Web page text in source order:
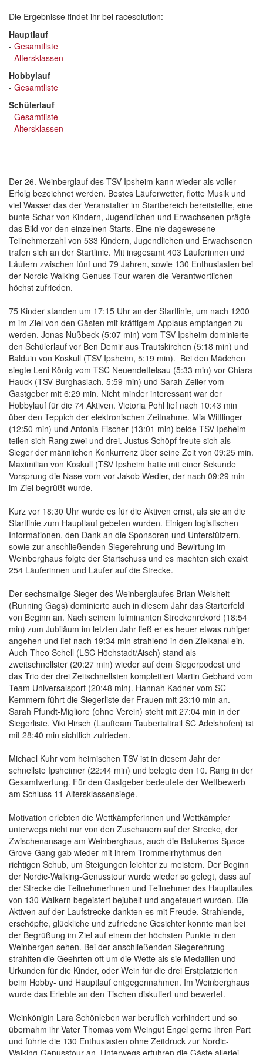
Die Ergebnisse findet ihr bei racesolution:
Hauptlauf
- Gesamtliste
- Altersklassen
Hobbylauf
- Gesamtliste
Schülerlauf
- Gesamtliste
- Altersklassen
Der 26. Weinberglauf des TSV Ipsheim kann wieder als voller
Erfolg bezeichnet werden. Bestes Läuferwetter, flotte Musik und
viel Wasser das der Veranstalter im Startbereich bereitstellte, eine
bunte Schar von Kindern, Jugendlichen und Erwachsenen prägte
das Bild vor den einzelnen Starts. Eine nie dagewesene
Teilnehmerzahl von 533 Kindern, Jugendlichen und Erwachsenen
trafen sich an der Startlinie. Mit insgesamt 403 Läuferinnen und
Läufern zwischen fünf und 79 Jahren, sowie 130 Enthusiasten bei
der Nordic-Walking-Genuss-Tour waren die Verantwortlichen
höchst zufrieden.
75 Kinder standen um 17:15 Uhr an der Startlinie, um nach 1200
m im Ziel von den Gästen mit kräftigem Applaus empfangen zu
werden. Jonas Nußbeck (5:07 min) vom TSV Ipsheim dominierte
den Schülerlauf vor Ben Demir aus Trautskirchen (5:18 min) und
Balduin von Koskull (TSV Ipsheim, 5:19 min). Bei den Mädchen
siegte Leni König vom TSC Neuendettelsau (5:33 min) vor Chiara
Hauck (TSV Burghaslach, 5:59 min) und Sarah Zeller vom
Gastgeber mit 6:29 min. Nicht minder interessant war der
Hobbylauf für die 74 Aktiven. Victoria Pohl lief nach 10:43 min
über den Teppich der elektronischen Zeitnahme. Mia Wittlinger
(12:50 min) und Antonia Fischer (13:01 min) beide TSV Ipsheim
teilen sich Rang zwei und drei. Justus Schöpf freute sich als
Sieger der männlichen Konkurrenz über seine Zeit von 09:25 min.
Maximilian von Koskull (TSV Ipsheim hatte mit einer Sekunde
Vorsprung die Nase vorn vor Jakob Wedler, der nach 09:29 min
im Ziel begrüßt wurde.
Kurz vor 18:30 Uhr wurde es für die Aktiven ernst, als sie an die
Startlinie zum Hauptlauf gebeten wurden. Einigen logistischen
Informationen, den Dank an die Sponsoren und Unterstützern,
sowie zur anschließenden Siegerehrung und Bewirtung im
Weinberghaus folgte der Startschuss und es machten sich exakt
254 Läuferinnen und Läufer auf die Strecke.
Der sechsmalige Sieger des Weinberglaufes Brian Weisheit
(Running Gags) dominierte auch in diesem Jahr das Starterfeld
von Beginn an. Nach seinem fulminanten Streckenrekord (18:54
min) zum Jubiläum im letzten Jahr ließ er es heuer etwas ruhiger
angehen und lief nach 19:34 min strahlend in den Zielkanal ein.
Auch Theo Schell (LSC Höchstadt/Aisch) stand als
zweitschnellster (20:27 min) wieder auf dem Siegerpodest und
das Trio der drei Zeitschnellsten komplettiert Martin Gebhard vom
Team Universalsport (20:48 min). Hannah Kadner vom SC
Kemmern führt die Siegerliste der Frauen mit 23:10 min an.
Sarah Pfundt-Migliore (ohne Verein) steht mit 27:04 min in der
Siegerliste. Viki Hirsch (Laufteam Taubertaltrail SC Adelshofen) ist
mit 28:40 min sichtlich zufrieden.
Michael Kuhr vom heimischen TSV ist in diesem Jahr der
schnellste Ipsheimer (22:44 min) und belegte den 10. Rang in der
Gesamtwertung. Für den Gastgeber bedeutete der Wettbewerb
am Schluss 11 Altersklassensiege.
Motivation erlebten die Wettkämpferinnen und Wettkämpfer
unterwegs nicht nur von den Zuschauern auf der Strecke, der
Zwischenansage am Weinberghaus, auch die Batukeros-Space-
Grove-Gang gab wieder mit ihrem Trommelrhythmus den
richtigen Schub, um Steigungen leichter zu meistern. Der Beginn
der Nordic-Walking-Genusstour wurde wieder so gelegt, dass auf
der Strecke die Teilnehmerinnen und Teilnehmer des Hauptlaufes
von 130 Walkern begeistert bejubelt und angefeuert wurden. Die
Aktiven auf der Laufstrecke dankten es mit Freude. Strahlende,
erschöpfte, glückliche und zufriedene Gesichter konnte man bei
der Begrüßung im Ziel auf einem der höchsten Punkte in den
Weinbergen sehen. Bei der anschließenden Siegerehrung
strahlten die Geehrten oft um die Wette als sie Medaillen und
Urkunden für die Kinder, oder Wein für die drei Erstplatzierten
beim Hobby- und Hauptlauf entgegennahmen. Im Weinberghaus
wurde das Erlebte an den Tischen diskutiert und bewertet.
Weinkönigin Lara Schönleben war beruflich verhindert und so
übernahm ihr Vater Thomas vom Weingut Engel gerne ihren Part
und führte die 130 Enthusiasten ohne Zeitdruck zur Nordic-